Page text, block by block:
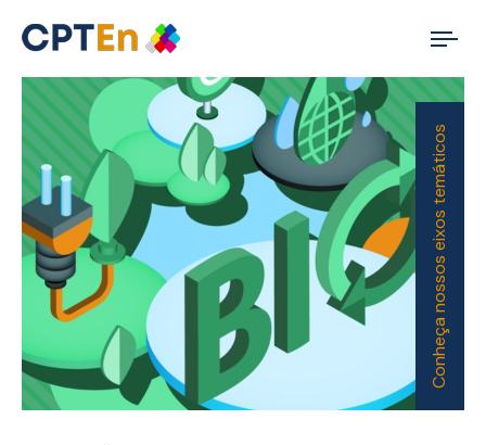
Conheça nossos eixos temáticos